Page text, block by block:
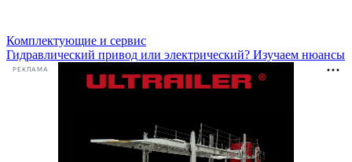
Комплектующие и сервис
Гидравлический привод или электрический? Изучаем нюансы
РЕКЛАМА